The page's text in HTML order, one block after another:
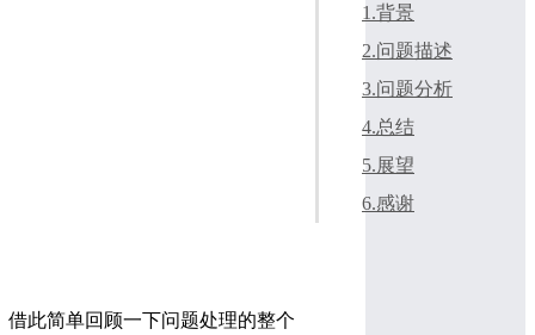
此简单回顾一下问题处理的整个
1.背景
2.问题描述
3.问题分析
4.总结
5.展望
6.感谢